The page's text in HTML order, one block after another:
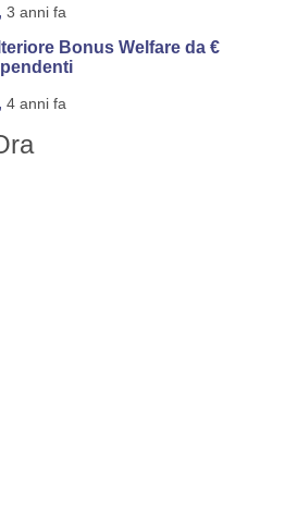
3 anni fa
Bonus Welfare da €
4 anni fa